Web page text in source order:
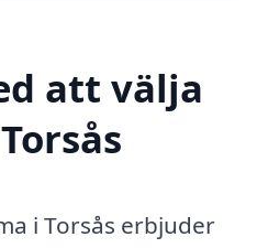
att välja
i Torsås erbjuder